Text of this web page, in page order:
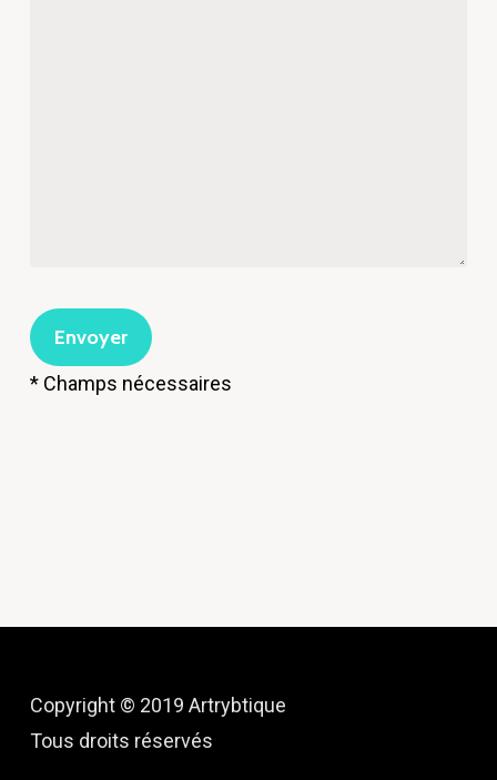
* Champs nécessaires
Copyright © 2019 Artrybtique
Tous droits réservés